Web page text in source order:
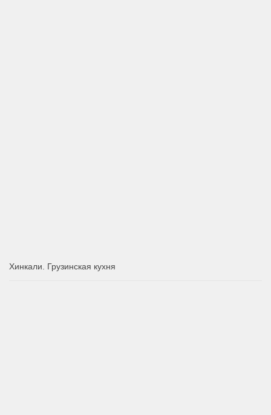
Хинкали. Грузинская кухня